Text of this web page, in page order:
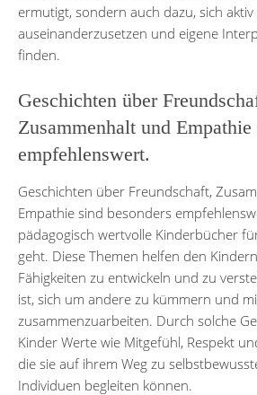
ermutigt, sondern auch dazu, sich
auseinanderzusetzen und eigene
finden.
Geschichten über
Zusammenhalt und Empathie
empfehlenswert.
Geschichten über Freundschaft,
Empathie sind besonders
pädagogisch wertvolle Kinderbücher
geht. Diese Themen helfen den
Fähigkeiten zu entwickeln und zu
ist, sich um andere zu kümmern und
zusammenzuarbeiten. Durch solche
Kinder Werte wie Mitgefühl, Respekt
die sie auf ihrem Weg zu
Individuen begleiten können.